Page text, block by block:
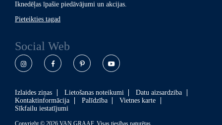
Iknedēļas īpašie piedāvājumi un akcijas.
Pieteikties tagad
Social Web
Instagram Facebook Pinterest
Izlaides ziņas Lietošanas noteikumi
Datu aizsardziba
Kontaktinformācija
Palīdzība
Vietnes karte
Sīkfailu iestatījumi